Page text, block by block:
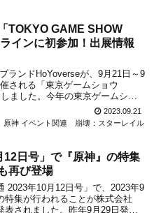
TOKYO GAME SHOW
インに初参加！出展情報
ランドHoYoverseが、9月21日～9
される「東京ゲームショウ
ました。今年の東京ゲームショ
示とオンライン特別番組の形で、
、...
2023.09.21
原神 イベント関連 崩壊：スターレイル
12日号」で『原神』の特集
再び登場
2023年10月12日号」で、2023年9
特集が行われることが株式会社
表されました。昨年9月29日発売